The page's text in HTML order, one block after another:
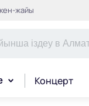
жайы
Концерт